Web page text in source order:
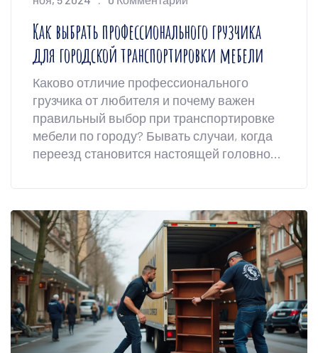
Как выбрать профессионального грузчика
для городской транспортировки мебели
Каково отличие профессионального
грузчика от любителя и почему важен
правильный выбор при транспортировке
мебели по городу? Бывать случаи, когда
переезд становится настоящей головной
статье обсуждаются важные аспекты
выбора грузчика и даются советы, как
избежать ненужных проблем и обойтись
без лишних трат. Читатели узнают о
важных навыках, которыми должен
обладать специалист и на что обращать
внимание при найме.